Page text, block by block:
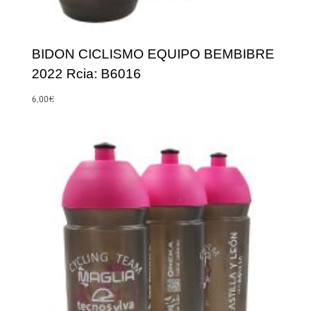
BIDON CICLISMO EQUIPO BEMBIBRE
2022 Rcia: B6016
6,00€